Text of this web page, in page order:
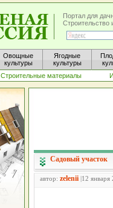
Портал для
Строительство
Овощные
культуры
Ягодные
культуры
Строительные материалы
Садовый участок
автор: zelenii |12